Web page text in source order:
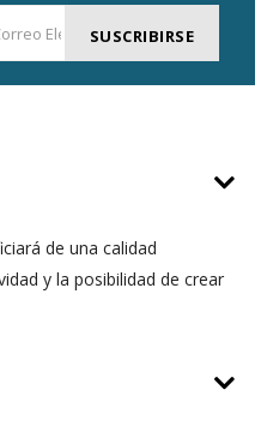
SUSCRIBIRSE
de una calidad
y la posibilidad de crear